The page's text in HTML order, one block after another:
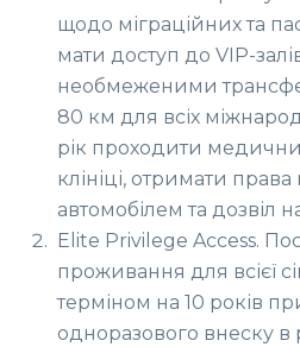
щодо міграційних та
мати доступ до VIP-
необмеженими
80 км для всіх
рік проходити
клініці, отримати
автомобілем та дозвіл
Elite Privilege Access.
проживання для всієї
терміном на 10 років
одноразового внеску в